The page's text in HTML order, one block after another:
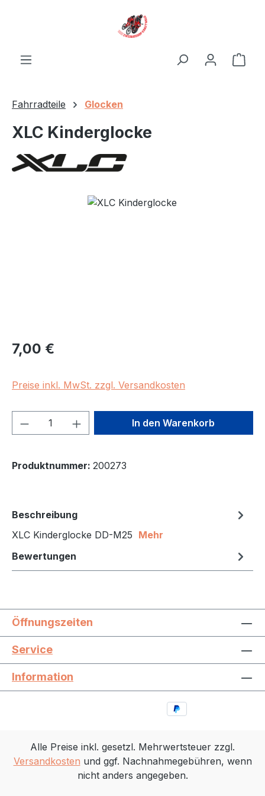
Fahrradteile Glocken
XLC Kinderglocke
Bildergalerie überspringen
Regulärer Preis:
7,00 €
Preise inkl. MwSt. zzgl. Versandkosten
Produkt Anzahl: Gib denIn den Warenkorb
Produktnummer: 200273
Beschreibung
XLC Kinderglocke DD-M25 Mehr
Bewertungen
Öffnungszeiten
Service
Information
Alle Preise inkl. gesetzl. Mehrwertsteuer zzgl.
Versandkosten und ggf. Nachnahmegebühren, wenn
nicht anders angegeben.